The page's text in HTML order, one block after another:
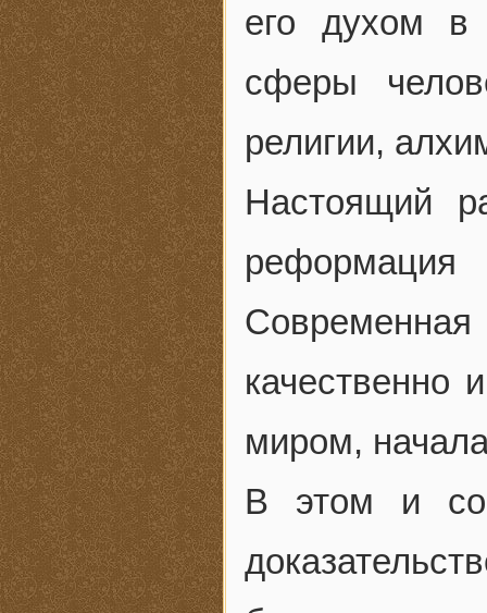
его духом в
сферы
религии,
Настоящий
реформация
качественно
миром,
В этом и